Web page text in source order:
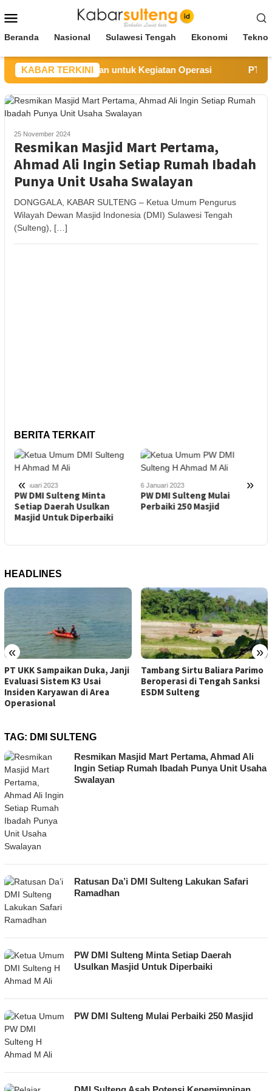
ke
Mobile
Beranda Nasional Sulawesi Tengah Ekonomi
KABAR TERKINI
Kewajiban untuk Kegiatan Operasi PT UKK
25 November 2024
Resmikan Masjid Mart Pertama,
Ahmad Ali Ingin Setiap Rumah Ibadah
Punya Unit Usaha Swalayan
DONGGALA, KABAR SULTENG – Ketua Umum Pengurus
Wilayah Dewan Masjid Indonesia (DMI) Sulawesi Tengah
(Sulteng), […]
BERITA TERKAIT
« »
6 Januari 2023
PW DMI Sulteng Minta
Setiap Daerah Usulkan
Masjid Untuk Diperbaiki
6 Januari 2023
PW DMI Sulteng Mulai
Perbaiki 250 Masjid
HEADLINES
« »
PT UKK Sampaikan Duka, Janji
Evaluasi Sistem K3 Usai
Insiden Karyawan di Area
Operasional
Tambang Sirtu Baliara Parimo
Beroperasi di Tengah Sanksi
ESDM Sulteng
TAG: DMI SULTENG
Resmikan Masjid Mart Pertama, Ahmad Ali
Ingin Setiap Rumah Ibadah Punya Unit Usaha
Swalayan
Ratusan Da’i DMI Sulteng Lakukan Safari
Ramadhan
PW DMI Sulteng Minta Setiap Daerah
Usulkan Masjid Untuk Diperbaiki
PW DMI Sulteng Mulai Perbaiki 250 Masjid